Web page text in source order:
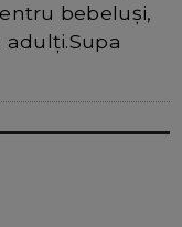
bebeluși,